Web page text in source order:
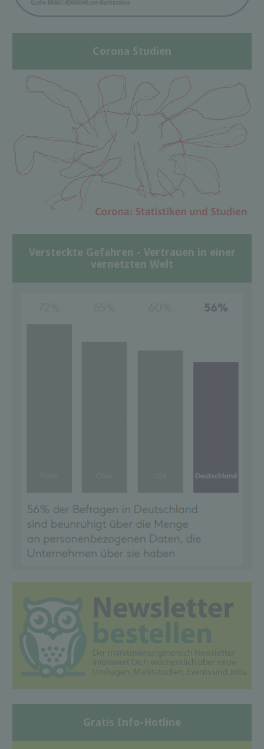
Corona Studien
Versteckte Gefahren - Vertrauen in einer
vernetzten Welt
Gratis Info-Hotline